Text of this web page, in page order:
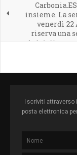
insieme. La
venerdì 22
riserva una
iniziative
Iscriviti
posta elettronica